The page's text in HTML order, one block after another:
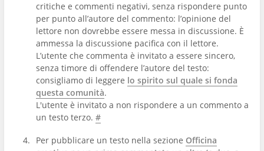
critiche e commenti negativi, senza rispondere punto
per punto all’autore del commento: l’opinione del
lettore non dovrebbe essere messa in discussione. È
ammessa la discussione pacifica con il lettore.
L’utente che commenta è invitato a essere sincero,
senza timore di offendere l’autore del testo:
consigliamo di leggere lo spirito sul quale si fonda
questa comunità.
L'utente è invitato a non rispondere a un commento a
un testo terzo. #
Per pubblicare un testo nella sezione Officina